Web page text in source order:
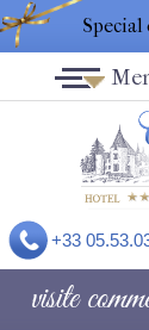
Special
+33
visite